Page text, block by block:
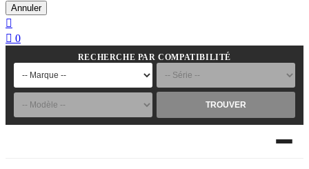
Annuler

 0
RECHERCHE PAR COMPATIBILITÉ
TROUVER